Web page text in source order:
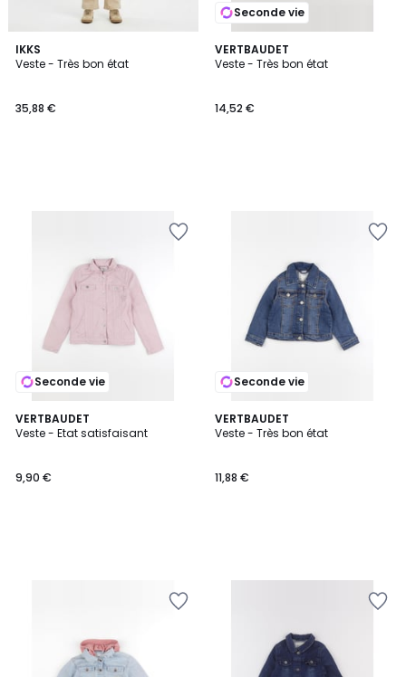
IKKS
Veste - Très bon état
35,88 €
Seconde vie
VERTBAUDET
Veste - Très bon état
14,52 €
Seconde vie
VERTBAUDET
Veste - Etat satisfaisant
9,90 €
Seconde vie
VERTBAUDET
Veste - Très bon état
11,88 €